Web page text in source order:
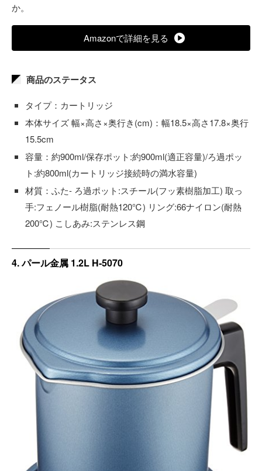
か。
Amazonで詳細を見る
商品のステータス
タイプ：カートリッジ
本体サイズ 幅×高さ×奥行き(cm)：幅18.5×高さ17.8×奥行
15.5cm
容量：約900ml/保存ポット:約900ml(適正容量)/ろ過ポッ
ト:約800ml(カートリッジ接続時の満水容量)
材質：ふた- ろ過ポット:スチール(フッ素樹脂加工) 取っ
手:フェノール樹脂(耐熱120℃) リング:66ナイロン(耐熱
200℃) こしあみ:ステンレス鋼
4. パール金属 1.2L H-5070